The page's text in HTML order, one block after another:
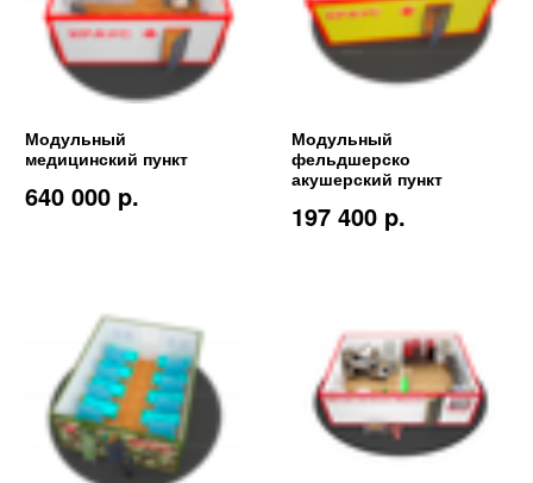
Модульный
медицинский пункт
640 000 p.
Модульный
фельдшерско
акушерский пункт
197 400 p.